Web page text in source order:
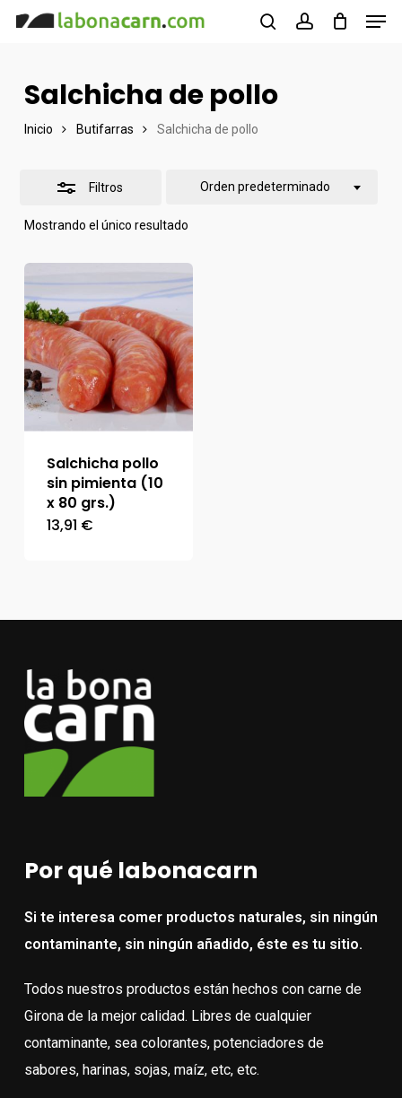
Skip
contentSalchicha de pollo
Inicio Butifarras Salchicha de pollo
Filtros
Mostrando el único resultado
Orden predeterminado
Salchicha pollo
sin pimienta (10
x 80 grs.)
13,91 €
Por qué labonacarn
Si te interesa comer productos naturales, sin ningún
contaminante, sin ningún añadido, éste es tu sitio.
Todos nuestros productos están hechos con carne de
Girona de la mejor calidad. Libres de cualquier
contaminante, sea colorantes, potenciadores de
sabores, harinas, sojas, maíz, etc, etc.